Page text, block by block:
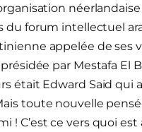
forum intellectuel
appelée de ses
par Mestafa El
était Edward Said qui
toute nouvelle
! C’est ce vers quoi